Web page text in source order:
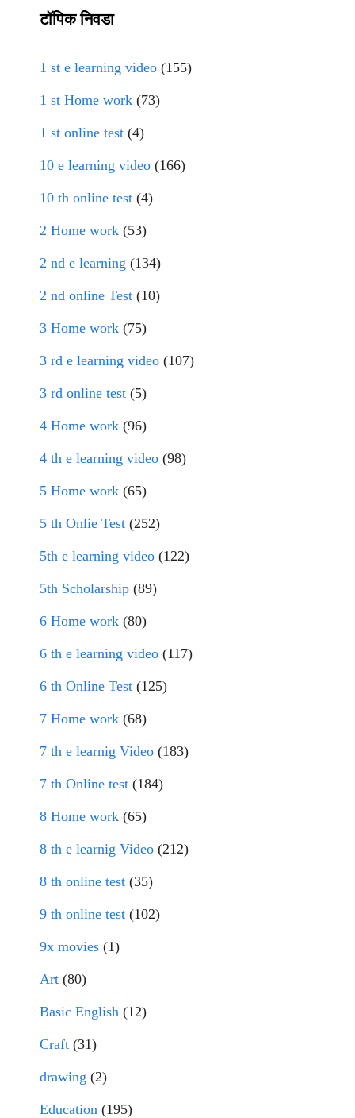
टॉपिक निवडा
1 st e learning video (155)
1 st Home work (73)
1 st online test (4)
10 e learning video (166)
10 th online test (4)
2 Home work (53)
2 nd e learning (134)
2 nd online Test (10)
3 Home work (75)
3 rd e learning video (107)
3 rd online test (5)
4 Home work (96)
4 th e learning video (98)
5 Home work (65)
5 th Onlie Test (252)
5th e learning video (122)
5th Scholarship (89)
6 Home work (80)
6 th e learning video (117)
6 th Online Test (125)
7 Home work (68)
7 th e learnig Video (183)
7 th Online test (184)
8 Home work (65)
8 th e learnig Video (212)
8 th online test (35)
9 th online test (102)
9x movies (1)
Art (80)
Basic English (12)
Craft (31)
drawing (2)
Education (195)